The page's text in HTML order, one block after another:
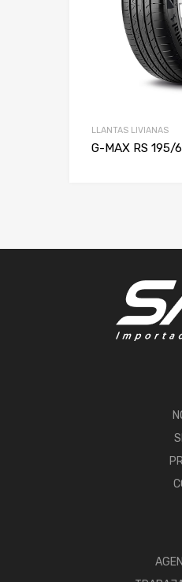
LLANTAS LIVIANAS
G-MAX RS 195/